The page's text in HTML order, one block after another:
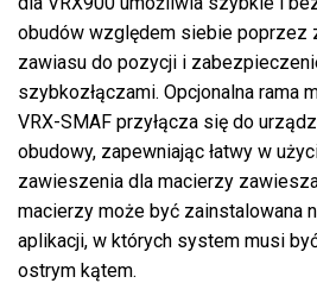
obudów względem siebie poprzez
zawiasu do pozycji i
szybkozłączami. Opcjonalna rama
VRX-SMAF przyłącza się do
obudowy, zapewniając łatwy w
zawieszenia dla macierzy
macierzy może być zainstalowana
aplikacji, w których system musi
ostrym kątem.